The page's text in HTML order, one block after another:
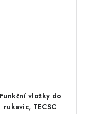
Funkční vložky do
rukavic, TECSO